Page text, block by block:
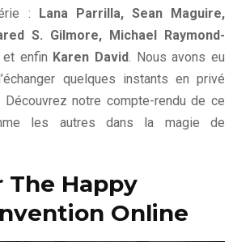
: Lana Parrilla, Sean Maguire,
S. Gilmore, Michael Raymond-
et enfin Karen David . Nous avons eu
quelques instants en privé
. Découvrez notre compte-rendu de ce
les autres dans la magie de
The Happy
Online